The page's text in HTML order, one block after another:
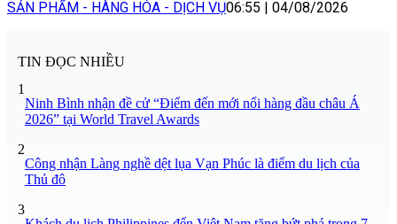
SẢN PHẨM - HÀNG HÓA - DỊCH VỤ06:55 04/08/2026
TIN ĐỌC NHIỀU
1
Ninh Bình nhận đề cử “Điểm đến mới nổi hàng đầu châu Á
2026” tại World Travel Awards
2
Công nhận Làng nghề dệt lụa Vạn Phúc là điểm du lịch của
Thủ đô
3